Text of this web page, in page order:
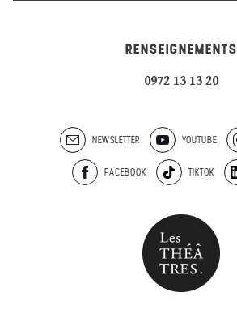
RENSEIGNEMENTS
0972 13 13 20
NEWSLETTER YOUTUBE
FACEBOOK TIKTOK